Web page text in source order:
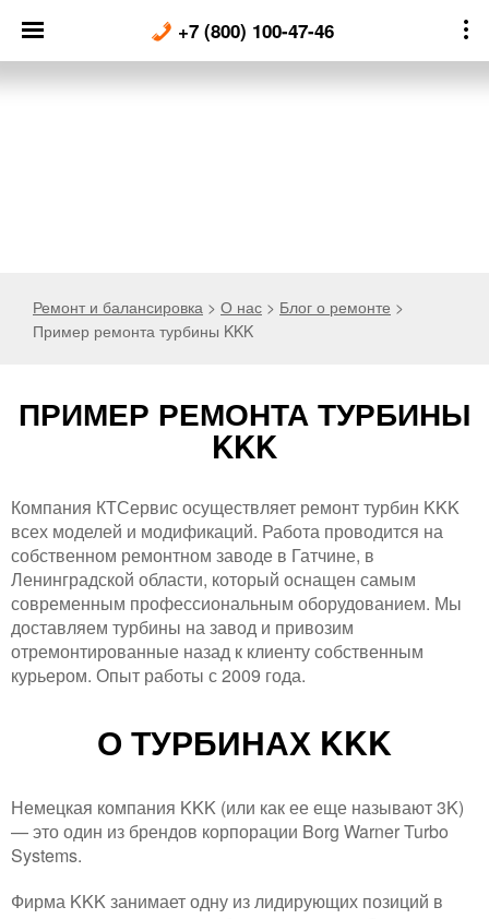
content
+7 (800) 100-47-46
Ремонт и балансировка > О нас > Блог о ремонте >
Пример ремонта турбины KKK
ПРИМЕР РЕМОНТА ТУРБИНЫ
KKK
Компания КТСервис осуществляет ремонт турбин KKK
всех моделей и модификаций. Работа проводится на
собственном ремонтном заводе в Гатчине, в
Ленинградской области, который оснащен самым
современным профессиональным оборудованием. Мы
доставляем турбины на завод и привозим
отремонтированные назад к клиенту собственным
курьером. Опыт работы с 2009 года.
О ТУРБИНАХ KKK
Немецкая компания KKK (или как ее еще называют 3K)
— это один из брендов корпорации Borg Warner Turbo
Systems.
Фирма KKK занимает одну из лидирующих позиций в